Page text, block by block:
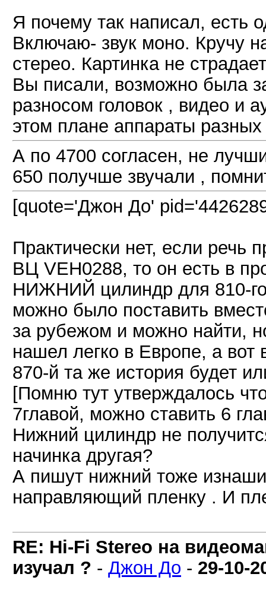
Я почему так написал, есть
Включаю- звук моно. Кручу
стерео. Картинка не
Вы писали, возможно была
разносом головок , видео и
этом плане аппараты
А по 4700 согласен, не
650 получше звучали ,
[quote='Джон До'
Практически нет, если речь
ВЦ VEH0288, то он есть в
НИЖНИЙ цилиндр для 810-
можно было поставить
за рубежом и можно найти,
нашел легко в Европе, а
870-й та же история будет
[Помню тут утверждалось
7главой, можно ставить 6
Нижний цилиндр не
начинка другая?
А пишут нижний тоже
направляющий пленку . И
RE: Hi-Fi Stereo на
изучал ? - Джон До - 29-10-